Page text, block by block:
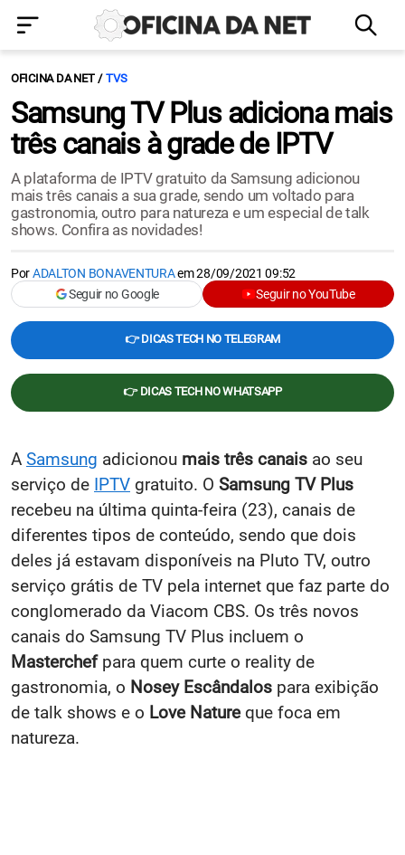
OFICINA DA NET TVS
Samsung TV Plus adiciona mais
três canais à grade de IPTV
A plataforma de IPTV gratuito da Samsung adicionou
mais três canais a sua grade, sendo um voltado para
gastronomia, outro para natureza e um especial de talk
shows. Confira as novidades!
PorADALTON BONAVENTURAem28/09/2021 09:52
Seguir no Google
Seguir no YouTube
👉 DICAS TECH NO TELEGRAM
👉 DICAS TECH NO WHATSAPP
A Samsung adicionou mais três canais ao seu
serviço de IPTV gratuito. O Samsung TV Plus
recebeu na última quinta-feira (23), canais de
diferentes tipos de conteúdo, sendo que dois
deles já estavam disponíveis na Pluto TV, outro
serviço grátis de TV pela internet que faz parte do
conglomerado da Viacom CBS. Os três novos
canais do Samsung TV Plus incluem o
Masterchefpara quem curte o reality de
gastronomia, o Nosey Escândalos para exibição
de talk shows e o Love Natureque foca em
natureza.